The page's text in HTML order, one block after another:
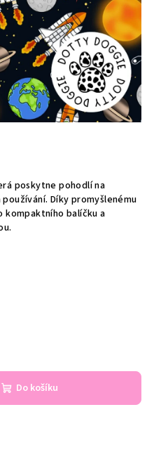
poskytne pohodlí na
Díky promyšlenému
kompaktního balíčku a
Do košíku